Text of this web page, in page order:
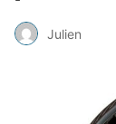
Julien